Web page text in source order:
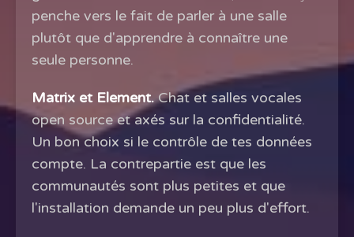
penche vers le fait de parler à une salle
plutôt que d'apprendre à connaître une
seule personne.
Matrix et Element.Chat et salles vocales
open source et axés sur la confidentialité.
Un bon choix si le contrôle de tes données
compte. La contrepartie est que les
communautés sont plus petites et que
l'installation demande un peu plus d'effort.